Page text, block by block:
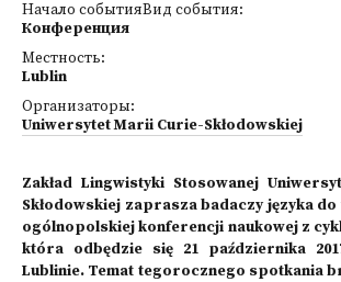
Начало событияВид события:
Конференция
Местность:
Lublin
Организаторы:
Uniwersytet Marii Curie-Skłodowskiej
Zakład Lingwistyki Stosowanej
Skłodowskiej zaprasza badaczy języka do
ogólnopolskiej konferencji naukowej z
która odbędzie się 21 października
Lublinie. Temat tegorocznego spotkania